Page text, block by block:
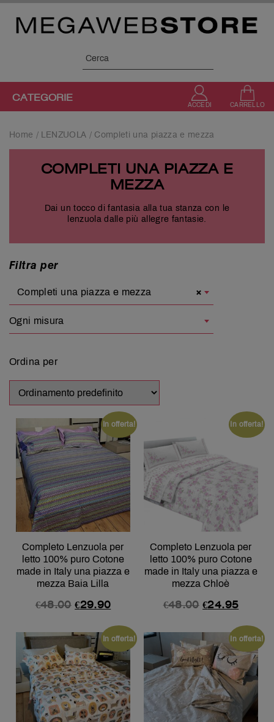
Skip
content
for:
CATEGORIE
CARRELLO
ACCEDI
Home / LENZUOLA / Completi una piazza e mezza
COMPLETI UNA PIAZZA E
MEZZA
Dai un tocco di fantasia alla tua stanza con le
lenzuola dalle più allegre fantasie.
Filtra per
×
Completi una piazza e mezza
Ogni misura
Ordina per
In offerta!
Completo Lenzuola per
letto 100% puro Cotone
made in Italy una piazza e
mezza Baia Lilla
€48.00 €29.90
In offerta!
Completo Lenzuola per
letto 100% puro Cotone
made in Italy una piazza e
mezza Chloè
€48.00 €24.95
In offerta! In offerta!